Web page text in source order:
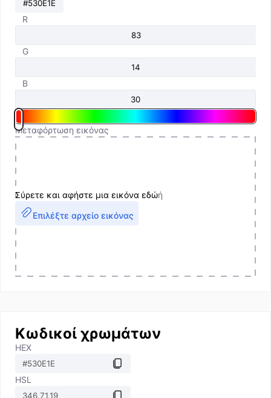
R
G
B
Μεταφόρτωση εικόνας
Σύρετε και αφήστε μια εικόνα εδώή
Επιλέξτε αρχείο εικόνας
Κωδικοί χρωμάτων
HEX
HSL